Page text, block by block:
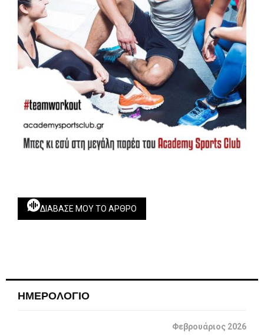
ΔΙΆΒΑΣΕ ΜΟΥ ΤΟ ΆΡΘΡΟ
ΗΜΕΡΟΛΟΓΙΟ
Φεβρουάριος 2026